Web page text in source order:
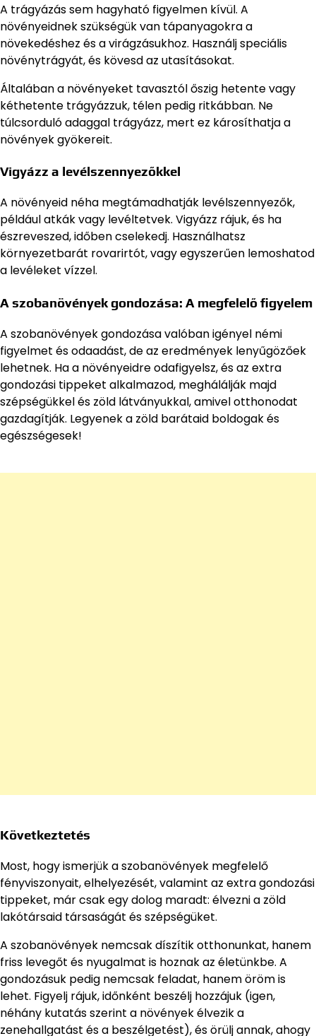
A trágyázás sem hagyható figyelmen kívül. A
növényeidnek szükségük van tápanyagokra a
növekedéshez és a virágzásukhoz. Használj speciális
növénytrágyát, és kövesd az utasításokat.
Általában a növényeket tavasztól őszig hetente vagy
kéthetente trágyázzuk, télen pedig ritkábban. Ne
túlcsorduló adaggal trágyázz, mert ez károsíthatja a
növények gyökereit.
Vigyázz a levélszennyezőkkel
A növényeid néha megtámadhatják levélszennyezők,
például atkák vagy levéltetvek. Vigyázz rájuk, és ha
észreveszed, időben cselekedj. Használhatsz
környezetbarát rovarirtót, vagy egyszerűen lemoshatod
a levéleket vízzel.
A szobanövények gondozása: A megfelelő figyelem
A szobanövények gondozása valóban igényel némi
figyelmet és odaadást, de az eredmények lenyűgözőek
lehetnek. Ha a növényeidre odafigyelsz, és az extra
gondozási tippeket alkalmazod, meghálálják majd
szépségükkel és zöld látványukkal, amivel otthonodat
gazdagítják. Legyenek a zöld barátaid boldogak és
egészségesek!
Következtetés
Most, hogy ismerjük a szobanövények megfelelő
fényviszonyait, elhelyezését, valamint az extra gondozási
tippeket, már csak egy dolog maradt: élvezni a zöld
lakótársaid társaságát és szépségüket.
A szobanövények nemcsak díszítik otthonunkat, hanem
friss levegőt és nyugalmat is hoznak az életünkbe. A
gondozásuk pedig nemcsak feladat, hanem öröm is
lehet. Figyelj rájuk, időnként beszélj hozzájuk (igen,
néhány kutatás szerint a növények élvezik a
zenehallgatást és a beszélgetést), és örülj annak, ahogy